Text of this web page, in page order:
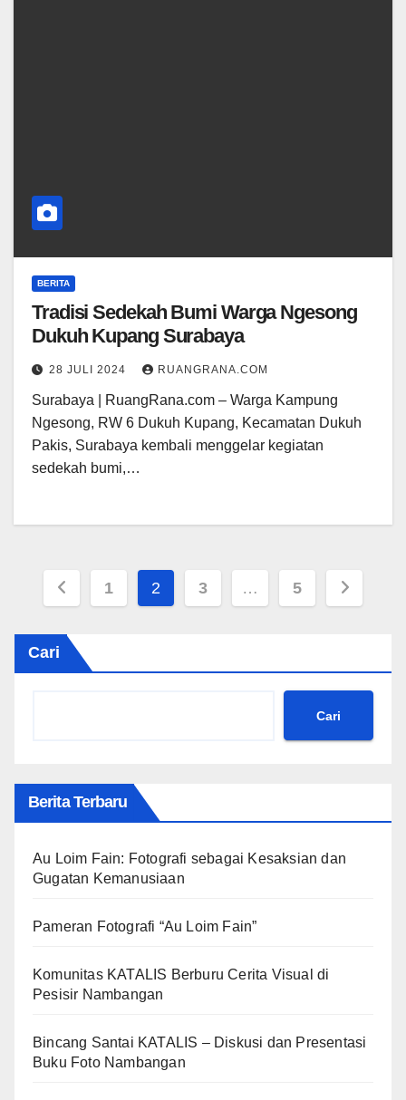
BERITA
Tradisi Sedekah Bumi Warga Ngesong
Dukuh Kupang Surabaya
28 JULI 2024 RUANGRANA.COM
Surabaya | RuangRana.com – Warga Kampung
Ngesong, RW 6 Dukuh Kupang, Kecamatan Dukuh
Pakis, Surabaya kembali menggelar kegiatan
sedekah bumi,…
Paginasi
1 2 3 … 5
Cari
Cari
Berita Terbaru
Au Loim Fain: Fotografi sebagai Kesaksian dan
Gugatan Kemanusiaan
Pameran Fotografi “Au Loim Fain”
Komunitas KATALIS Berburu Cerita Visual di
Pesisir Nambangan
Bincang Santai KATALIS – Diskusi dan Presentasi
Buku Foto Nambangan